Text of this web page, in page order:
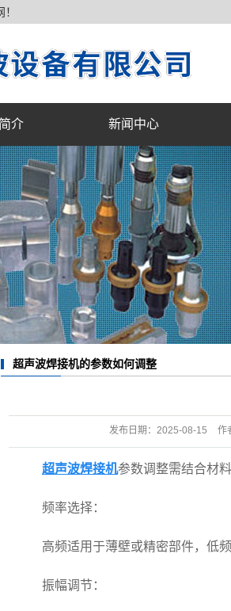
介 新闻中心
超声波焊接机的参数如何调整
发布日期： 2025-08-15 作
超声波焊接机参数调整需结合材
频率选择：
高频适用于薄壁或精密部件，低频
振幅调节：